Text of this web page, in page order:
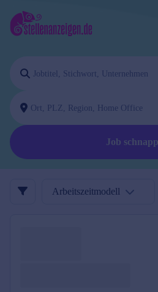
Job
Arbeitszeitmodell